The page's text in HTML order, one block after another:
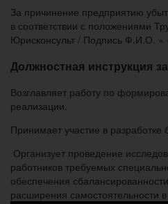
За причинение предприятию
в соответствии с положениями
Юрисконсульт / Подпись Ф.И.О. «
Должностная инструкция
Возглавляет работу по
реализации.
Принимает участие в
Организует проведение
работников требуемых
обеспечения
расширения самостоятельности